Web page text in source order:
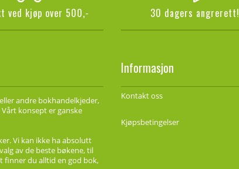
ved kjøp over 500,- 30 dagers angrerett!
andre bokhandelkjeder,
konsept er ganske
Vi kan ikke ha absolutt
av de beste bøkene, til
finner du alltid en god bok,
Informasjon
Kontakt oss
Kjøpsbetingelser